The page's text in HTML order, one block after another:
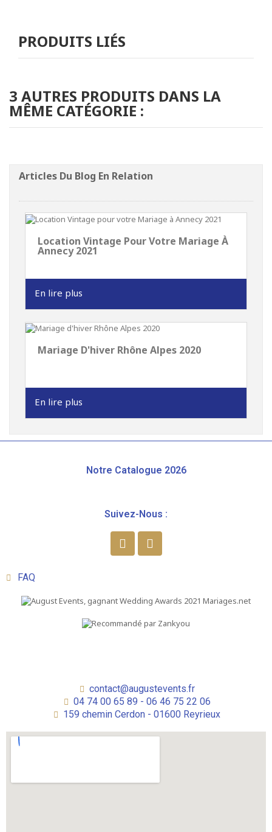
PRODUITS LIÉS
3 AUTRES PRODUITS DANS LA
MÊME CATÉGORIE :
Articles Du Blog En Relation
Location Vintage Pour Votre Mariage À
Annecy 2021
En lire plus
Mariage D'hiver Rhône Alpes 2020
En lire plus
Notre Catalogue 2026
Suivez-Nous :
FAQ
contact@augustevents.fr
04 74 00 65 89 - 06 46 75 22 06
159 chemin Cerdon - 01600 Reyrieux